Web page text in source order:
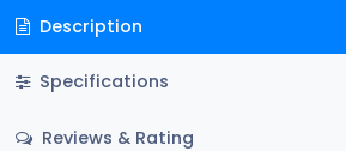
Description
Specifications
Reviews & Rating